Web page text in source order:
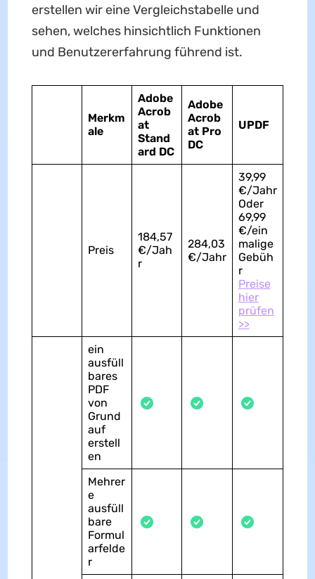
erstellen wir eine Vergleichstabelle und
sehen, welches hinsichtlich Funktionen
und Benutzererfahrung führend ist.
Merkm
ale
Adobe
Acrob
at
Stand
ard DC
Adobe
Acrob
at Pro
DC
UPDF
Preis
184,57
€/Jah
r
284,03
€/Jahr
39,99
€/Jahr
Oder
69,99
€/ein
malige
Gebüh
r
Preise
hier
prüfen
>>
ein
ausfüll
bares
PDF
von
Grund
auf
erstell
en
Mehrer
e
ausfüll
bare
Formul
arfelde
r